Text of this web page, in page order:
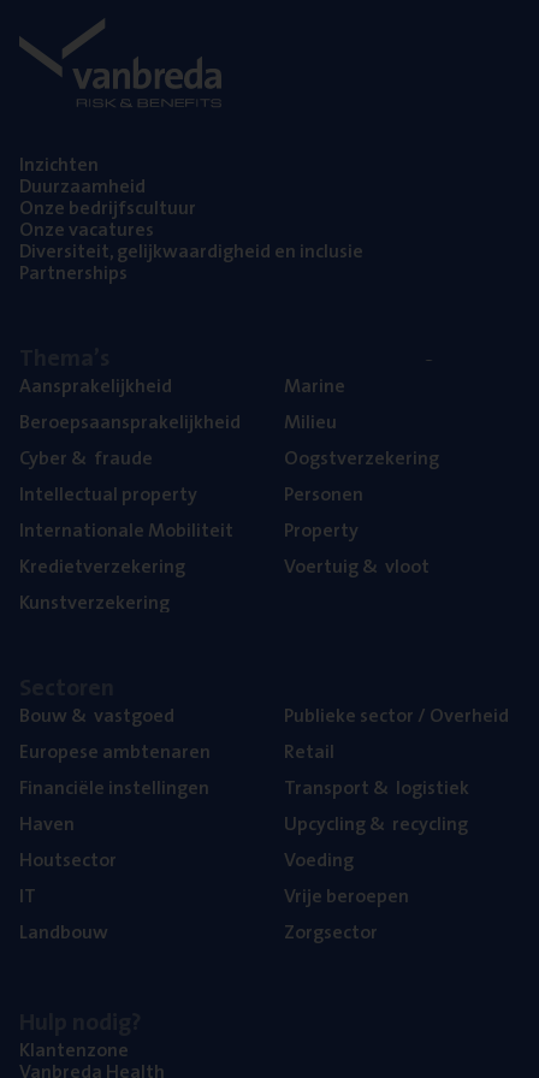
Inzich­ten
Duur­zaam­heid
Onze bedrijfs­cul­tuur
Onze vaca­tu­res
Diver­si­teit, gelijk­waar­dig­heid en inclusie
Part­ner­ships
Aan­spra­ke­lijk­heid
Beroeps­aan­spra­ke­lijk­heid
Cyber& fraude
Intel­lec­tu­al property
Inter­na­ti­o­na­le Mobiliteit
Kre­diet­ver­ze­ke­ring
Kunst­ver­ze­ke­ring
Mari­ne
Mili­eu
Oogst­ver­ze­ke­ring
Per­so­nen
Pro­per­ty
Voer­tuig& vloot
Bouw& vastgoed
Euro­pe­se ambtenaren
Finan­ci­ë­le instellingen
Haven
Hout­sec­tor
IT
Land­bouw
Publie­ke sec­tor / Overheid
Retail
Trans­port& logistiek
Upcy­cling& recycling
Voe­ding
Vrije beroe­pen
Zorg­sec­tor
Klan­ten­zo­ne
Van­b­re­da Health